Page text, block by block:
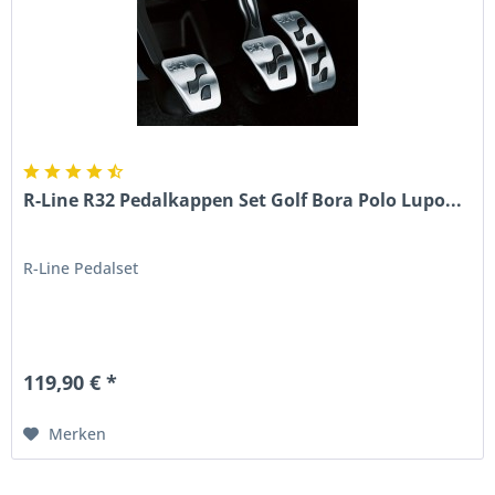
R-Line R32 Pedalkappen Set Golf Bora Polo Lupo...
R-Line Pedalset
119,90 € *
Merken